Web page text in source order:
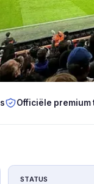
Officiële premium
STATUS